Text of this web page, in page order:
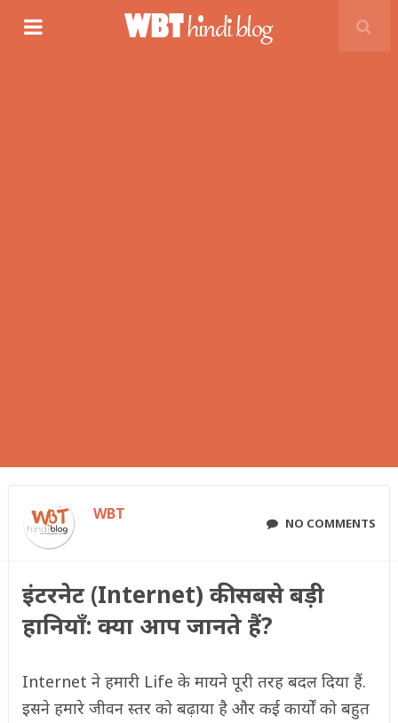
WBT NO COMMENTS
इंटरनेट (Internet) की सबसे बड़ी
हानियाँ: क्या आप जानते हैं?
Internet ने हमारी Life के मायने पूरी तरह बदल दिया हैं.
इसने हमारे जीवन स्तर को बढ़ाया है और कई कार्यों को बहुत